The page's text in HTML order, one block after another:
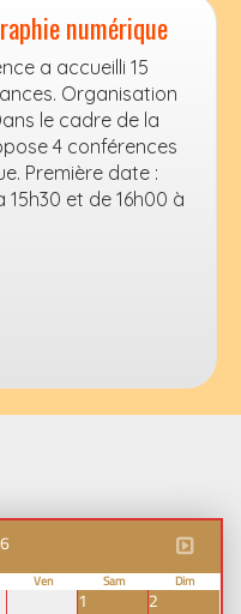
numérique
a accueilli 15
Organisation
le cadre de la
4 conférences
Première date :
et de 16h00 à
Ven Sam Dim
1 2